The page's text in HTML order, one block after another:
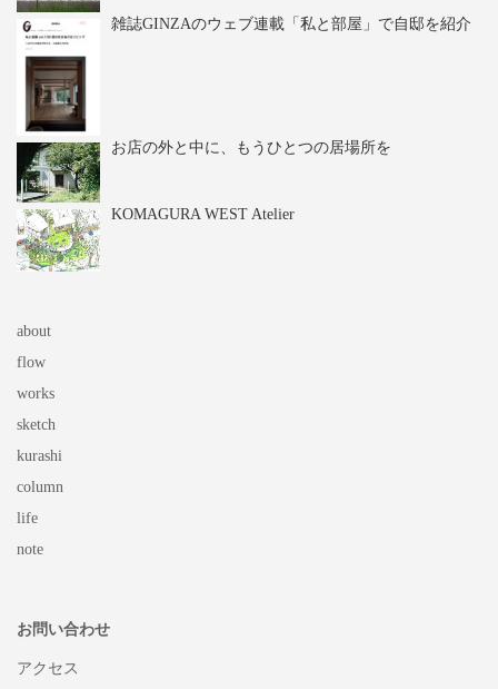
雑誌GINZAのウェブ連載「私と部屋」で自邸を紹介
お店の外と中に、もうひとつの居場所を
KOMAGURA WEST Atelier
about
flow
works
sketch
kurashi
column
life
note
お問い合わせ
アクセス